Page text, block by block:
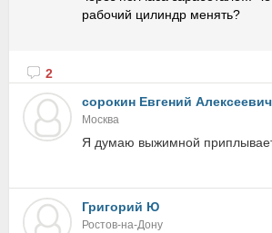
рабочий цилиндр менять?
2
сорокин Евгений Алексеевич
Москва
Я думаю выжимной
Григорий Ю
Ростов-на-Дону